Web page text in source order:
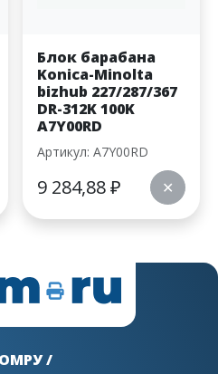
Блок барабана
Konica-Minolta
bizhub 227/287/367
DR-312K 100K
A7Y00RD
Артикул: A7Y00RD
9 284,88₽ ✕
/